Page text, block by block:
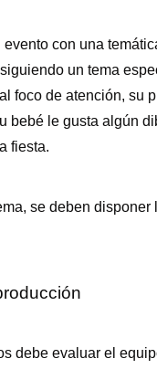
con una
un tema
foco de atención, su
bebé le gusta algún
fiesta.
se deben
debe evaluar el